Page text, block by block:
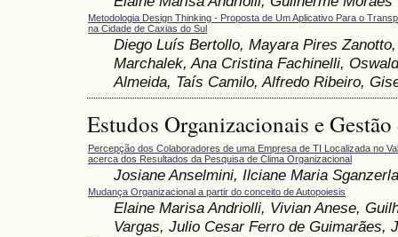
Metodologia Design Thinking - Proposta de Um Aplicativo Para o
na Cidade de Caxias do Sul
Diego Luís Bertollo, Mayara Pires
Marchalek, Ana Cristina Fachinelli,
Almeida, Taís Camilo, Alfredo Ribeiro,
Estudos Organizacionais e Gestão
Percepção dos Colaboradores de uma Empresa de TI Localizada no
acerca dos Resultados da Pesquisa de Clima Organizacional
Josiane Anselmini, Ilciane Maria
Mudança Organizacional a partir do conceito de Autopoiesis
Elaine Marisa Andriolli, Vivian Anese,
Vargas, Julio Cesar Ferro de Guimarães,